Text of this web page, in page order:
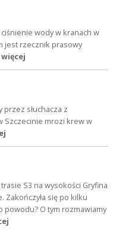
wody w kranach w
jest rzecznik prasowy
przez słuchacza z
Szczecinie mrozi krew w
S3 na wysokości Gryfina
Zakończyła się po kilku
powodu? O tym rozmawiamy